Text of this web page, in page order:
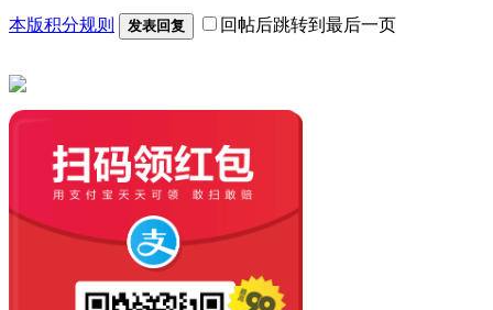
本版积分规则 发表回复 回帖后跳转到最后一页